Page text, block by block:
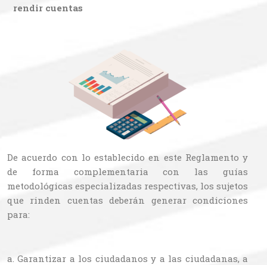
rendir cuentas
De acuerdo con lo establecido en este Reglamento y
de forma complementaria con las guías
metodológicas especializadas respectivas, los sujetos
que rinden cuentas deberán generar condiciones
para:
a. Garantizar a los ciudadanos y a las ciudadanas, a